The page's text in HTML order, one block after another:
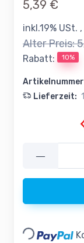
5,39 €
inkl.19% USt.
Alter Preis:
Rabatt: 10%
Lieferzeit:
—
Loading...